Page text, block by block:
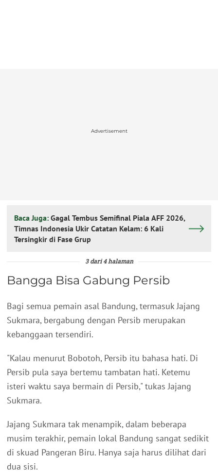
Advertisement
Baca Juga: Gagal Tembus Semifinal Piala AFF 2026,
Timnas Indonesia Ukir Catatan Kelam: 6 Kali
Tersingkir di Fase Grup
3 dari 4 halaman
Bangga Bisa Gabung Persib
Bagi semua pemain asal Bandung, termasuk Jajang
Sukmara, bergabung dengan Persib merupakan
kebanggaan tersendiri.
"Kalau menurut Bobotoh, Persib itu bahasa hati. Di
Persib pula saya bertemu tambatan hati. Ketemu
isteri waktu saya bermain di Persib," tukas Jajang
Sukmara.
Jajang Sukmara tak menampik, dalam beberapa
musim terakhir, pemain lokal Bandung sangat sedikit
di skuad Pangeran Biru. Hanya saja harus dilihat dari
dua sisi.